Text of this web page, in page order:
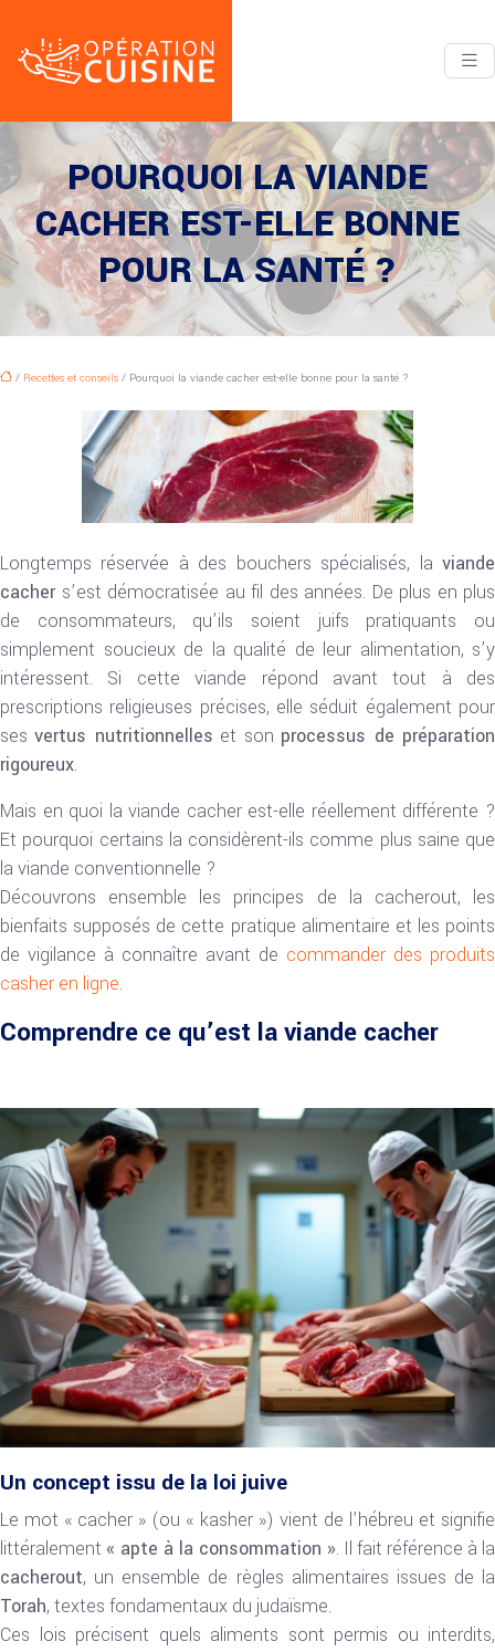
POURQUOI LA VIANDE
CACHER EST-ELLE BONNE
POUR LA SANTÉ ?
/ Recettes et conseils / Pourquoi la viande cacher est-elle bonne pour la santé ?
Longtemps réservée à des bouchers spécialisés, la viande
cachers’est démocratisée au fil des années. De plus en plus
de consommateurs, qu’ils soient juifs pratiquants ou
simplement soucieux de la qualité de leur alimentation, s’y
intéressent. Si cette viande répond avant tout à des
prescriptions religieuses précises, elle séduit également pour
sesvertus nutritionnelles et son processus de préparation
rigoureux.
Mais en quoi la viande cacher est-elle réellement différente ?
Et pourquoi certains la considèrent-ils comme plus saine que
la viande conventionnelle ?
Découvrons ensemble les principes de la cacherout, les
bienfaits supposés de cette pratique alimentaire et les points
de vigilance à connaître avant de commander des produits
casher en ligne.
Comprendre ce qu’est la viande cacher
Un concept issu de la loi juive
Le mot « cacher » (ou « kasher ») vient de l’hébreu et signifie
littéralement « apte à la consommation ». Il fait référence à la
cacherout, un ensemble de règles alimentaires issues de la
Torah, textes fondamentaux du judaïsme.
Ces lois précisent quels aliments sont permis ou interdits,